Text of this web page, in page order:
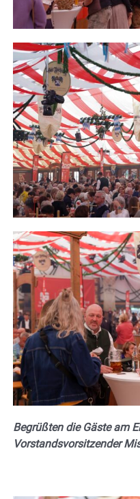
Begrüßten die Gäste am
Vorstandsvorsitzender